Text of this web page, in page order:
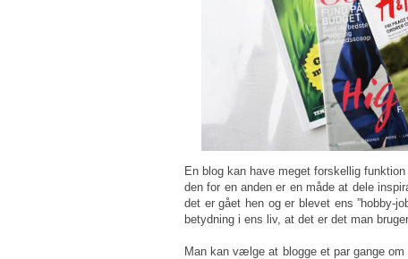
En blog kan have meget forskellig
den for en anden er en måde at dele
det er gået hen og er blevet ens ”hobby-
betydning i ens liv, at det er det man
Man kan vælge at blogge et par gange